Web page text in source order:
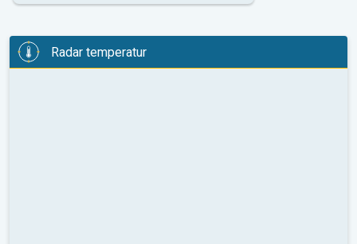
Radar temperatur